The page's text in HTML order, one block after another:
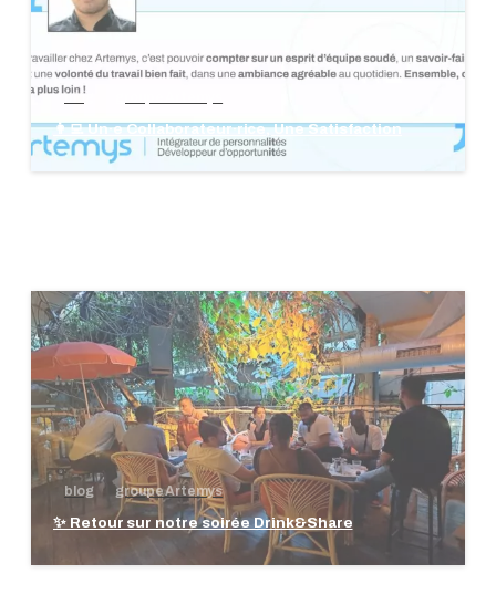
blog
👩‍💻 Un·e Collaborateur·rice, Une Satisfaction
blog groupe Artemys
✨ Retour sur notre soirée Drink&Share